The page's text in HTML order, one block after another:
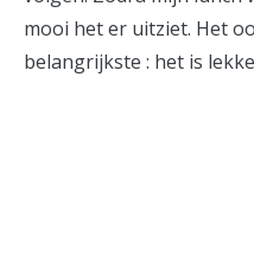
mooi het er uitziet. Het
belangrijkste : het is